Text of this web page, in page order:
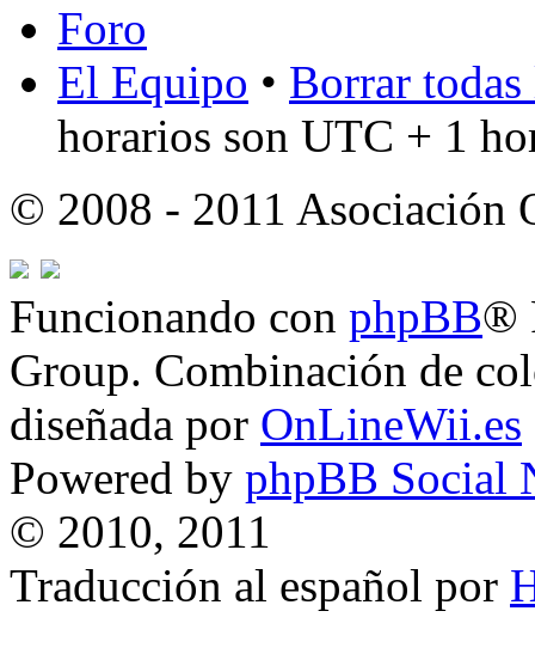
Foro
El Equipo • Borrar
horarios son UTC + 1
© 2008 - 2011 Asociación
Funcionando con phpBB®
Group. Combinación de
diseñada por OnLineWii.es
Powered by phpBB Social
© 2010, 2011
Traducción al español por